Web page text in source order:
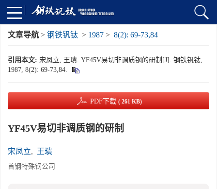
文章导航 > 钢铁钒钛 > 1987 > 8(2): 69-73,84
引用本文: 宋凤立, 王璝. YF45V易切非调质钢的研制[J]. 钢铁钒钛,
1987, 8(2): 69-73,84.
PDF下载 ( 261 KB)
YF45V易切非调质钢的研制
宋凤立, 王璝
首钢特殊钢公司